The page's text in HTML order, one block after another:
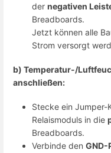
der negativen
Breadboards.
Jetzt können alle
Strom versorgt
b) Temperatur-/
anschließen:
Stecke ein Jumper-
Relaismoduls in die
Breadboards.
Verbinde den GND-